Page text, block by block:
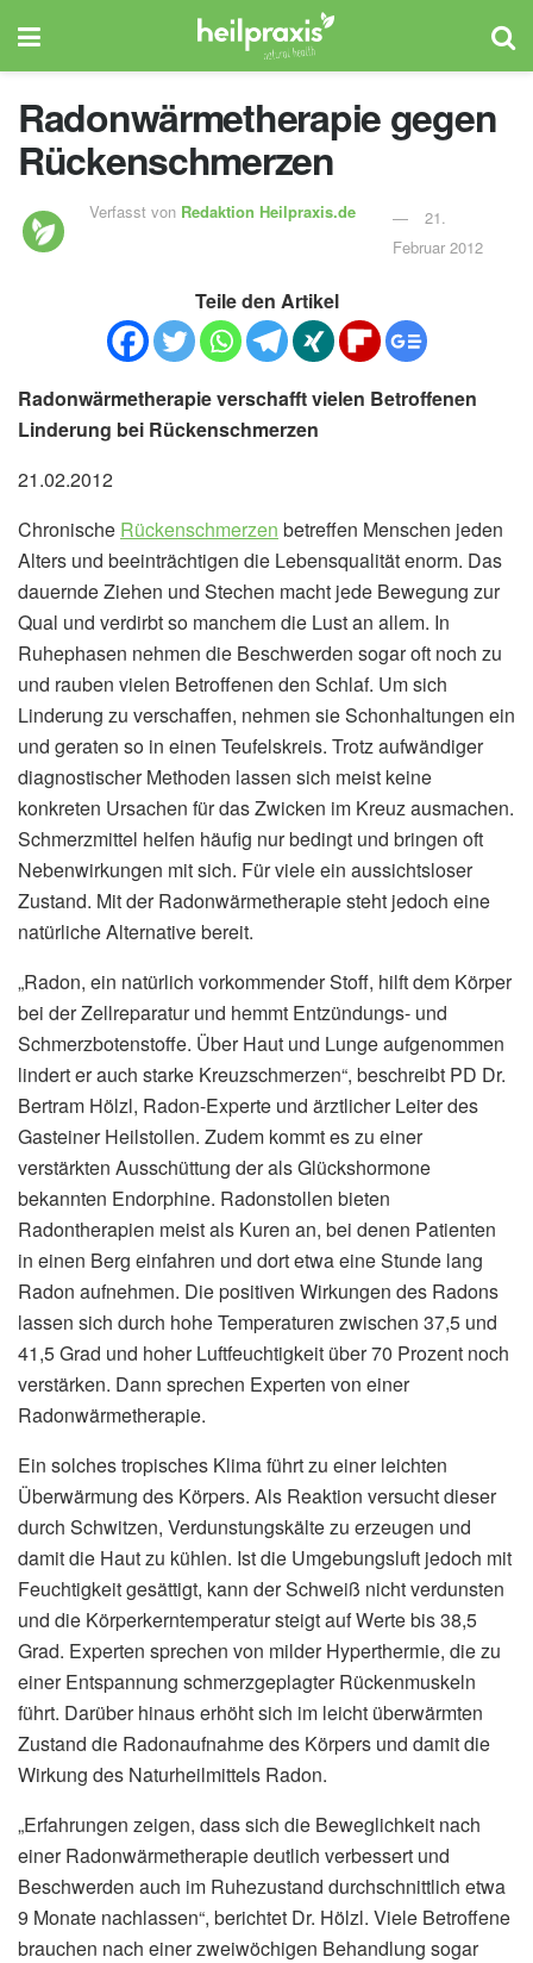
Radonwärmetherapie gegen
Rückenschmerzen
Verfasst von Redaktion Heilpraxis.de
21.
Februar 2012
Teile den Artikel
Radonwärmetherapie verschafft vielen Betroffenen
Linderung bei Rückenschmerzen
21.02.2012
Chronische Rückenschmerzen betreffen Menschen jeden
Alters und beeinträchtigen die Lebensqualität enorm. Das
dauernde Ziehen und Stechen macht jede Bewegung zur
Qual und verdirbt so manchem die Lust an allem. In
Ruhephasen nehmen die Beschwerden sogar oft noch zu
und rauben vielen Betroffenen den Schlaf. Um sich
Linderung zu verschaffen, nehmen sie Schonhaltungen ein
und geraten so in einen Teufelskreis. Trotz aufwändiger
diagnostischer Methoden lassen sich meist keine
konkreten Ursachen für das Zwicken im Kreuz ausmachen.
Schmerzmittel helfen häufig nur bedingt und bringen oft
Nebenwirkungen mit sich. Für viele ein aussichtsloser
Zustand. Mit der Radonwärmetherapie steht jedoch eine
natürliche Alternative bereit.
„Radon, ein natürlich vorkommender Stoff, hilft dem Körper
bei der Zellreparatur und hemmt Entzündungs- und
Schmerzbotenstoffe. Über Haut und Lunge aufgenommen
lindert er auch starke Kreuzschmerzen“, beschreibt PD Dr.
Bertram Hölzl, Radon-Experte und ärztlicher Leiter des
Gasteiner Heilstollen. Zudem kommt es zu einer
verstärkten Ausschüttung der als Glückshormone
bekannten Endorphine. Radonstollen bieten
Radontherapien meist als Kuren an, bei denen Patienten
in einen Berg einfahren und dort etwa eine Stunde lang
Radon aufnehmen. Die positiven Wirkungen des Radons
lassen sich durch hohe Temperaturen zwischen 37,5 und
41,5 Grad und hoher Luftfeuchtigkeit über 70 Prozent noch
verstärken. Dann sprechen Experten von einer
Radonwärmetherapie.
Ein solches tropisches Klima führt zu einer leichten
Überwärmung des Körpers. Als Reaktion versucht dieser
durch Schwitzen, Verdunstungskälte zu erzeugen und
damit die Haut zu kühlen. Ist die Umgebungsluft jedoch mit
Feuchtigkeit gesättigt, kann der Schweiß nicht verdunsten
und die Körperkerntemperatur steigt auf Werte bis 38,5
Grad. Experten sprechen von milder Hyperthermie, die zu
einer Entspannung schmerzgeplagter Rückenmuskeln
führt. Darüber hinaus erhöht sich im leicht überwärmten
Zustand die Radonaufnahme des Körpers und damit die
Wirkung des Naturheilmittels Radon.
„Erfahrungen zeigen, dass sich die Beweglichkeit nach
einer Radonwärmetherapie deutlich verbessert und
Beschwerden auch im Ruhezustand durchschnittlich etwa
9 Monate nachlassen“, berichtet Dr. Hölzl. Viele Betroffene
brauchen nach einer zweiwöchigen Behandlung sogar